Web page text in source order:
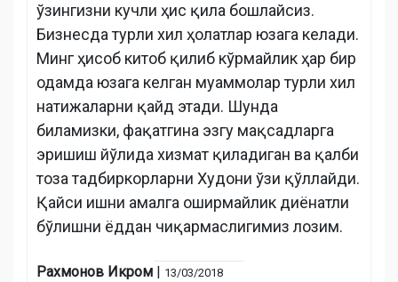
ўзингизни кучли ҳис қила бошлайсиз.
Бизнесда турли хил ҳолатлар юзага келади.
Минг ҳисоб китоб қилиб кўрмайлик ҳар бир
одамда юзага келган муаммолар турли хил
натижаларни қайд этади. Шунда
биламизки, фақатгина эзгу мақсадларга
эришиш йўлида хизмат қиладиган ва қалби
тоза тадбиркорларни Худони ўзи қўллайди.
Қайси ишни амалга оширмайлик диёнатли
бўлишни ёддан чиқармаслигимиз лозим.
Рахмонов Икром | 13/03/2018